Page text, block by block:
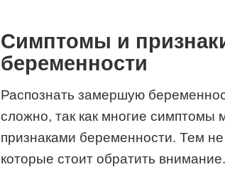
Симптомы и
беременности
Распознать замершую
сложно, так как многие
признаками беременности. Тем
которые стоит обратить внимание.